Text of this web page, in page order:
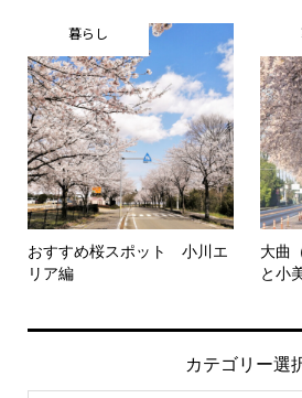
暮らし
おすすめ桜スポット 小川エ
リア編
大曲
と小
カテゴリー選